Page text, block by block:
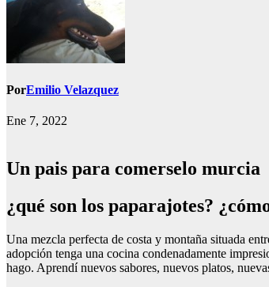
PorEmilio Velazquez
Ene 7, 2022
Un pais para comerselo murcia
¿qué son los paparajotes?
Una mezcla perfecta de costa y montaña situada
adopción tenga una cocina condenadamente
hago. Aprendí nuevos sabores, nuevos platos,